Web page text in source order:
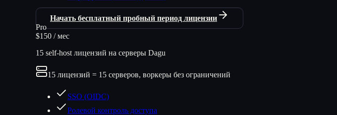
Начать бесплатный пробный период лицензии
Pro
$150 / мес
15 self-host лицензий на серверы Dagu
15 лицензий = 15 серверов, воркеры без ограничений
SSO (OIDC)
Ролевой контроль доступа